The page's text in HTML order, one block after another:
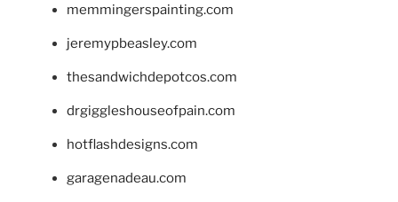
memmingerspainting.com
jeremypbeasley.com
thesandwichdepotcos.com
drgiggleshouseofpain.com
hotflashdesigns.com
garagenadeau.com